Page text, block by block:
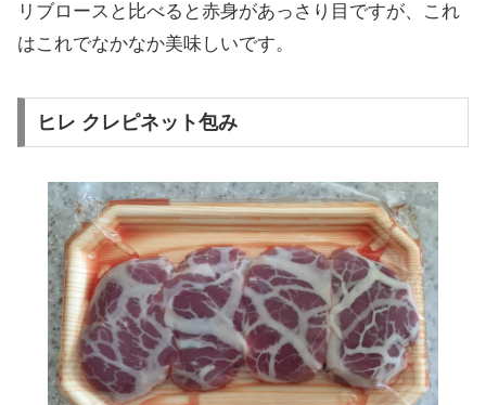
リブロースと比べると赤身があっさり目ですが、これ
はこれでなかなか美味しいです。
ヒレ クレピネット包み